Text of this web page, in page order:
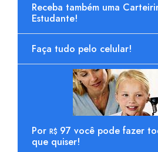
Receba também uma
Estudante!
Faça tudo pelo celular!
Por R$ 97 você pode fazer
que quiser!